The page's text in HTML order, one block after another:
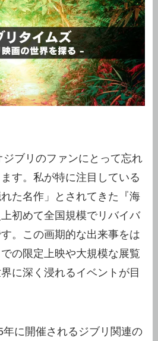
ブリのファンにとって忘れ
す。私が特に注目している
た名作」とされてきた『海
初めて全国規模でリバイバ
。この画期的な出来事をは
の限定上映や大規模な展覧
に深く浸れるイベントが目
年に開催されるジブリ関連の